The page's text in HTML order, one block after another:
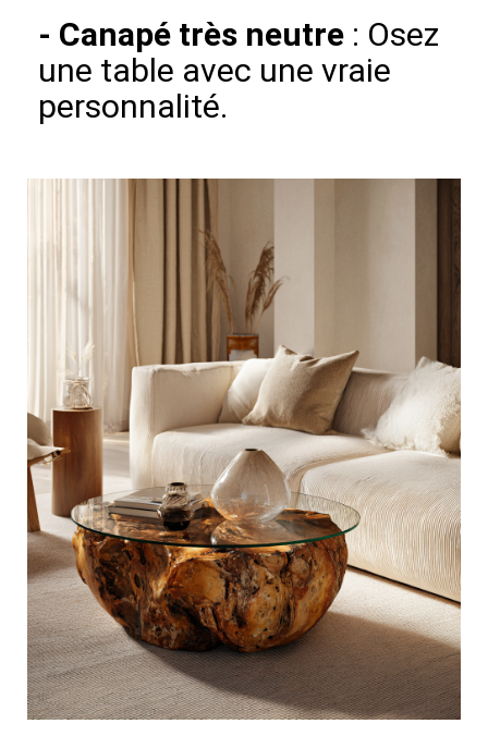
- Canapé très neutre : Osez
une table avec une vraie
personnalité.